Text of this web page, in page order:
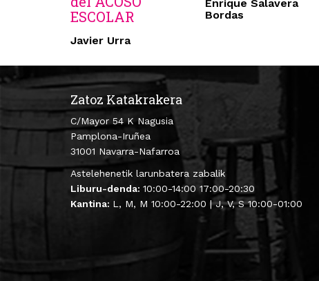
ESCOLAR
Javier Urra
Enrique Salavera
Bordas
Zatoz Katakrakera
C/Mayor 54 K Nagusia
Pamplona-Iruñea
31001 Navarra-Nafarroa
Astelehenetik larunbatera zabalik
Liburu-denda: 10:00-14:00 17:00-20:30
Kantina: L, M, M 10:00-22:00 | J, V, S 10:00-01:00